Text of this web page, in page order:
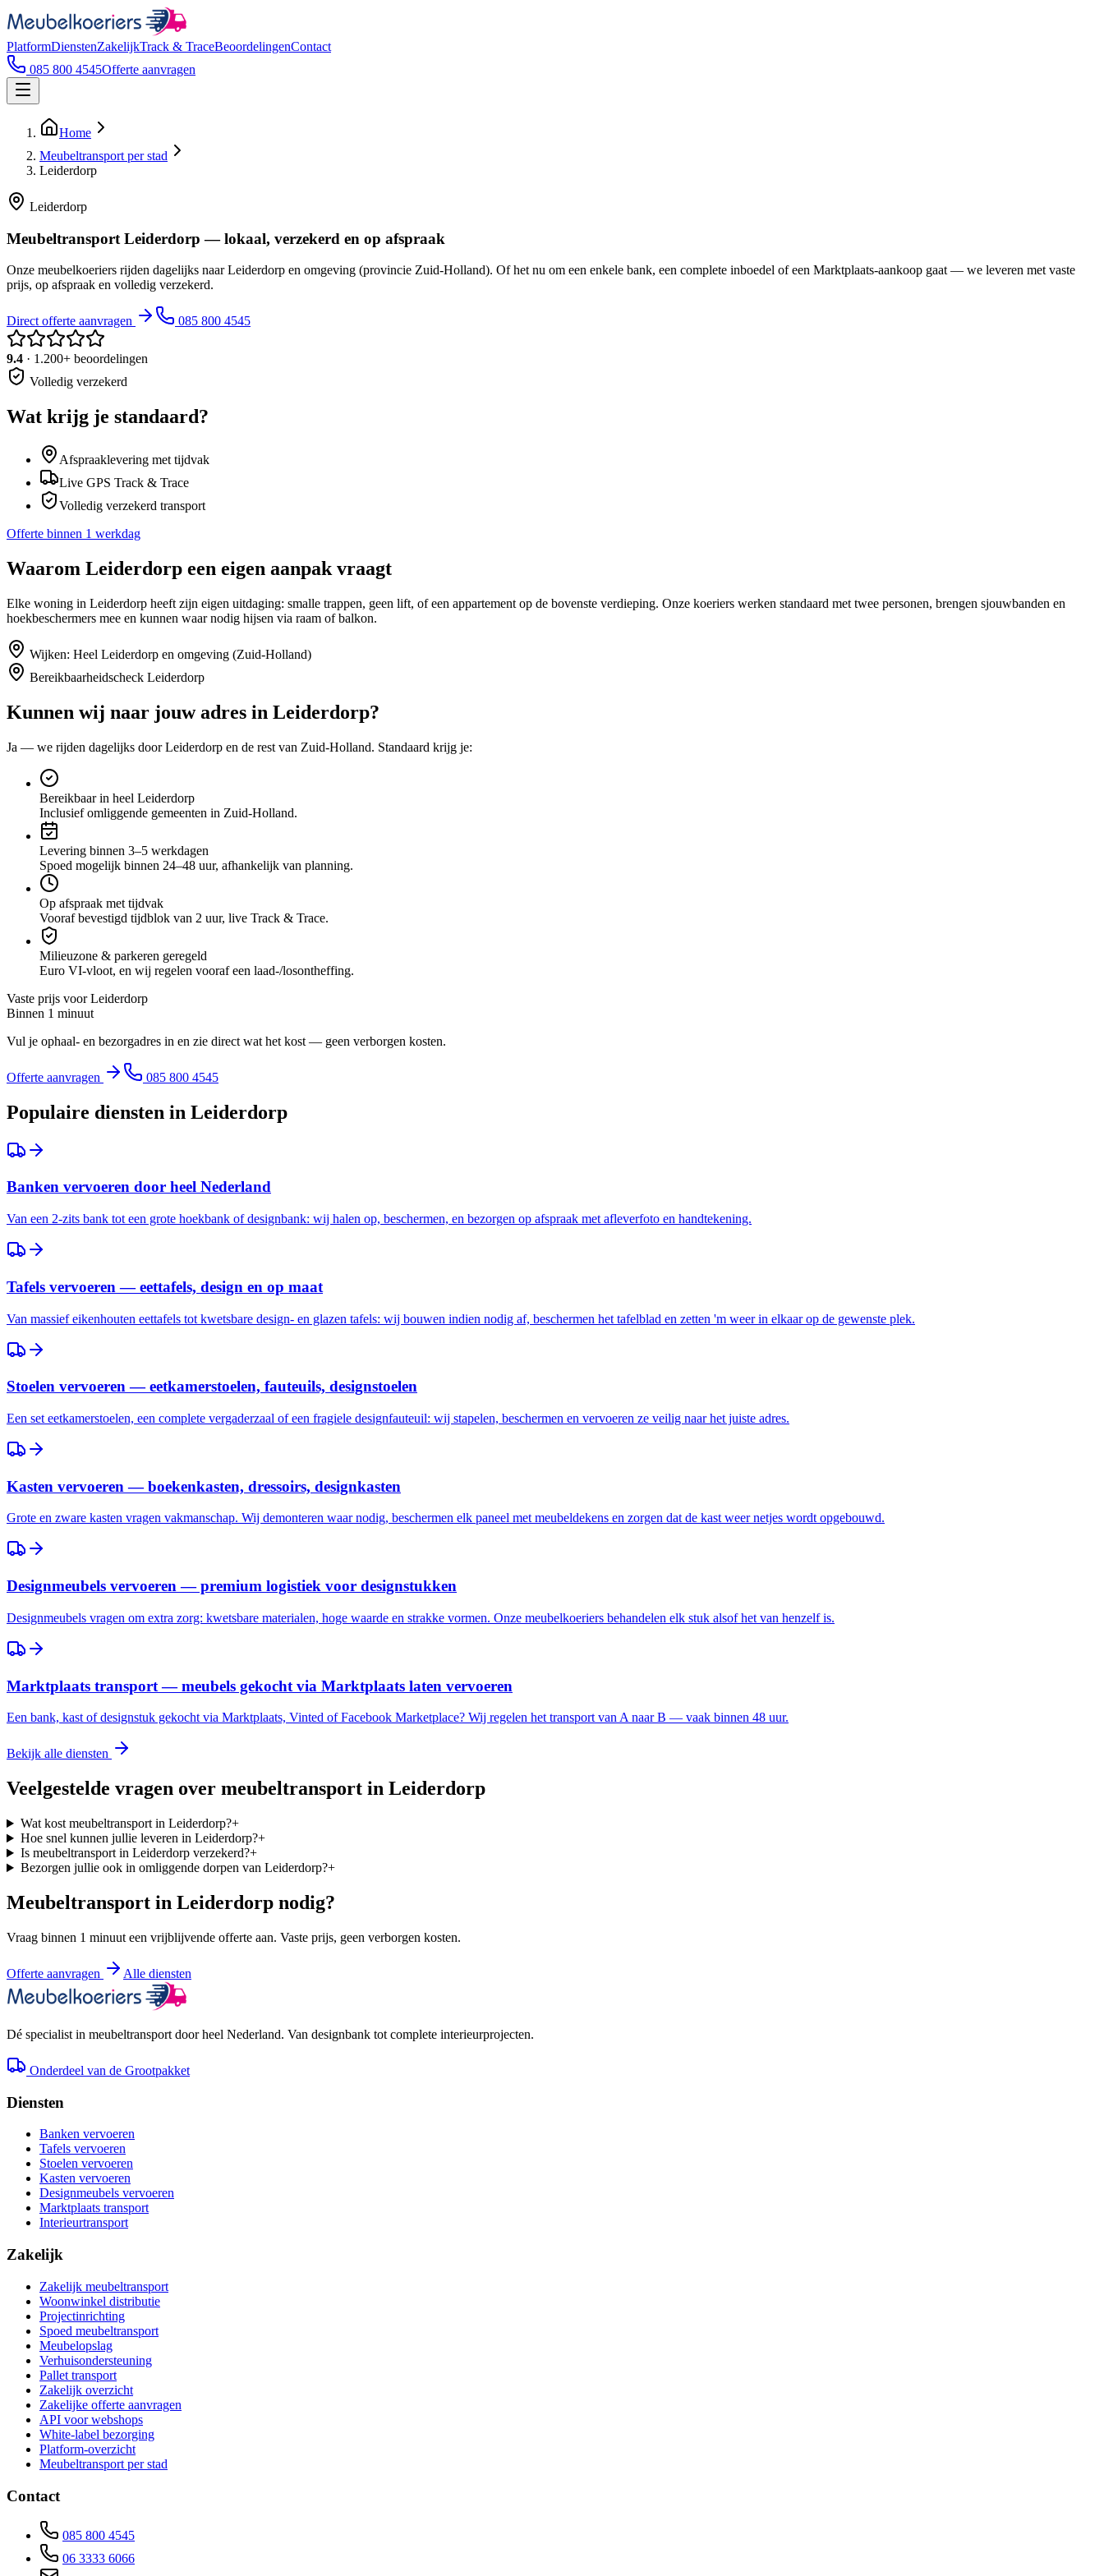
PlatformDienstenZakelijkTrack & TraceBeoordelingenContact
085 800 4545Offerte aanvragen
Home
Meubeltransport per stad
Leiderdorp
Leiderdorp
Meubeltransport Leiderdorp — lokaal, verzekerd en op afspraak
Onze meubelkoeriers rijden dagelijks naar Leiderdorp en omgeving (provincie Zuid-Holland). Of het nu om een enkele bank, een complete inboedel of een Marktplaats-aankoop gaat — we leveren met vaste
prijs, op afspraak en volledig verzekerd.
Direct offerte aanvragen 085 800 4545
9.4 · 1.200+ beoordelingen
Volledig verzekerd
Wat krijg je standaard?
Afspraaklevering met tijdvak
Live GPS Track & Trace
Volledig verzekerd transport
Offerte binnen 1 werkdag
Waarom Leiderdorp een eigen aanpak vraagt
Elke woning in Leiderdorp heeft zijn eigen uitdaging: smalle trappen, geen lift, of een appartement op de bovenste verdieping. Onze koeriers werken standaard met twee personen, brengen sjouwbanden en
hoekbeschermers mee en kunnen waar nodig hijsen via raam of balkon.
Wijken: Heel Leiderdorp en omgeving (Zuid-Holland)
Bereikbaarheidscheck Leiderdorp
Kunnen wij naar jouw adres in Leiderdorp?
Ja — we rijden dagelijks doorLeiderdorp en de rest van Zuid-Holland. Standaard krijg je:
Bereikbaar in heel Leiderdorp
Inclusief omliggende gemeenten in Zuid-Holland.
Levering binnen 3–5 werkdagen
Spoed mogelijk binnen 24–48 uur, afhankelijk van planning.
Op afspraak met tijdvak
Vooraf bevestigd tijdblok van 2 uur, live Track & Trace.
Milieuzone & parkeren geregeld
Euro VI-vloot, en wij regelen vooraf een laad-/losontheffing.
Vaste prijs voorLeiderdorp
Binnen 1 minuut
Vul je ophaal- en bezorgadres in en zie direct wat het kost — geen verborgen kosten.
Offerte aanvragen 085 800 4545
Populaire diensten in Leiderdorp
Banken vervoeren door heel Nederland
Van een 2-zits bank tot een grote hoekbank of designbank: wij halen op, beschermen, en bezorgen op afspraak met afleverfoto en handtekening.
Tafels vervoeren — eettafels, design en op maat
Van massief eikenhouten eettafels tot kwetsbare design- en glazen tafels: wij bouwen indien nodig af, beschermen het tafelblad en zetten 'm weer in elkaar op de gewenste plek.
Stoelen vervoeren — eetkamerstoelen, fauteuils, designstoelen
Een set eetkamerstoelen, een complete vergaderzaal of een fragiele designfauteuil: wij stapelen, beschermen en vervoeren ze veilig naar het juiste adres.
Kasten vervoeren — boekenkasten, dressoirs, designkasten
Grote en zware kasten vragen vakmanschap. Wij demonteren waar nodig, beschermen elk paneel met meubeldekens en zorgen dat de kast weer netjes wordt opgebouwd.
Designmeubels vervoeren — premium logistiek voor designstukken
Designmeubels vragen om extra zorg: kwetsbare materialen, hoge waarde en strakke vormen. Onze meubelkoeriers behandelen elk stuk alsof het van henzelf is.
Marktplaats transport — meubels gekocht via Marktplaats laten vervoeren
Een bank, kast of designstuk gekocht via Marktplaats, Vinted of Facebook Marketplace? Wij regelen het transport van A naar B — vaak binnen 48 uur.
Bekijk alle diensten
Veelgestelde vragen over meubeltransport in Leiderdorp
Wat kost meubeltransport in Leiderdorp?+
Hoe snel kunnen jullie leveren in Leiderdorp?+
Is meubeltransport in Leiderdorp verzekerd?+
Bezorgen jullie ook in omliggende dorpen van Leiderdorp?+
Meubeltransport in Leiderdorp nodig?
Vraag binnen 1 minuut een vrijblijvende offerte aan. Vaste prijs, geen verborgen kosten.
Offerte aanvragen Alle diensten
Dé specialist in meubeltransport door heel Nederland. Van designbank tot complete interieurprojecten.
Onderdeel van de Grootpakket
Diensten
Banken vervoeren
Tafels vervoeren
Stoelen vervoeren
Kasten vervoeren
Designmeubels vervoeren
Marktplaats transport
Interieurtransport
Zakelijk
Zakelijk meubeltransport
Woonwinkel distributie
Projectinrichting
Spoed meubeltransport
Meubelopslag
Verhuisondersteuning
Pallet transport
Zakelijk overzicht
Zakelijke offerte aanvragen
API voor webshops
White-label bezorging
Platform-overzicht
Meubeltransport per stad
Contact
085 800 4545
06 3333 6066